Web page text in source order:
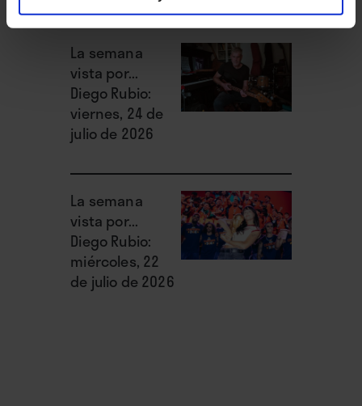
La semana
vista por...
Diego Rubio:
viernes, 24 de
julio de 2026
La semana
vista por...
Diego Rubio:
miércoles, 22
de julio de 2026